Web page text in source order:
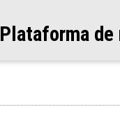
Plataforma de